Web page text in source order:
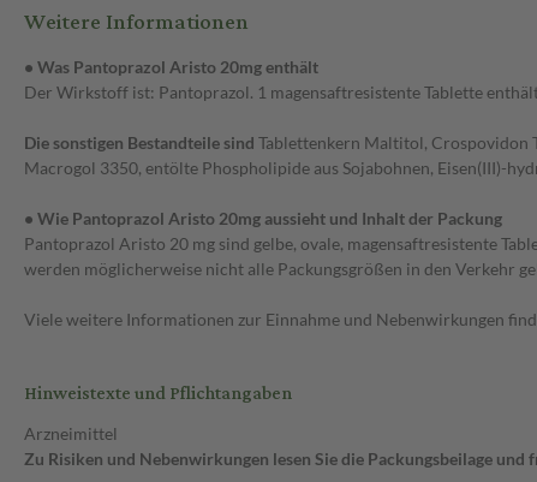
Weitere Informationen
• Was Pantoprazol Aristo 20mg enthält
Der Wirkstoff ist: Pantoprazol. 1 magensaftresistente Tablette
Die sonstigen Bestandteile sind Tablettenkern Maltitol, Crospovidon
Macrogol 3350, entölte Phospholipide aus Sojabohnen, Eisen(III)-
• Wie Pantoprazol Aristo 20mg aussieht und Inhalt der Packung
Pantoprazol Aristo 20 mg sind gelbe, ovale, magensaftresistente
werden möglicherweise nicht alle Packungsgrößen in den Verkehr
Viele weitere Informationen zur Einnahme und Nebenwirkungen
Hinweistexte und Pflichtangaben
Arzneimittel
Zu Risiken und Nebenwirkungen lesen Sie die Packungsbeilage